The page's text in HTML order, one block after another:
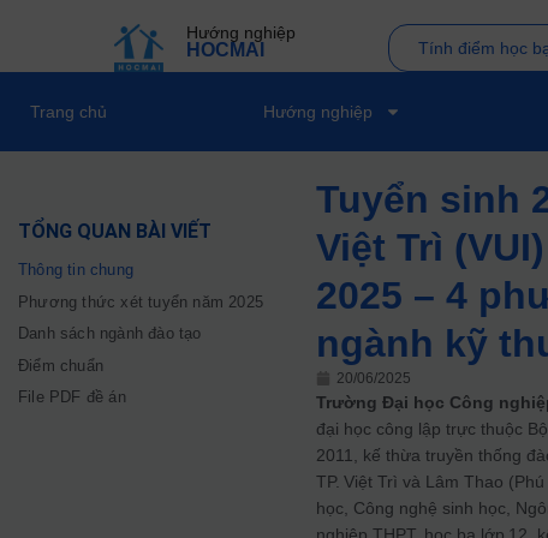
Hướng nghiệp
HOCMAI Tính điểm học
Trang chủ Hướng nghiệp
TỔNG QUAN BÀI VIẾT
Thông tin chung
Phương thức xét tuyển năm 2025
Danh sách ngành đào tạo
Điểm chuẩn
File PDF đề án
Tuyển sinh
Việt Trì
2025 – 4
ngành kỹ
20/06/2025
Trường Đại học Công
đại học công lập trực thuộc
2011, kế thừa truyền thống
TP. Việt Trì và Lâm Thao
học, Công nghệ sinh học,